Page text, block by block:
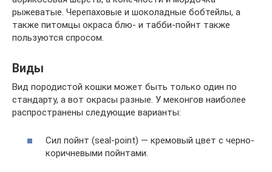
рыжеватые. Черепаховые и шоколадные бобтейлы, а
также питомцы окраса блю- и табби-пойнт также
пользуются спросом.
Виды
Вид породистой кошки может быть только один по
стандарту, а вот окрасы разные. У меконгов наиболее
распространены следующие варианты:
Сил пойнт (seal-point) — кремовый цвет с черно-
коричневыми пойнтами.